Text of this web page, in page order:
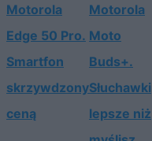
Motorola
Edge 50 Pro.
Smartfon
skrzywdzony
ceną
Motorola
Moto
Buds+.
Słuchawki
lepsze niż